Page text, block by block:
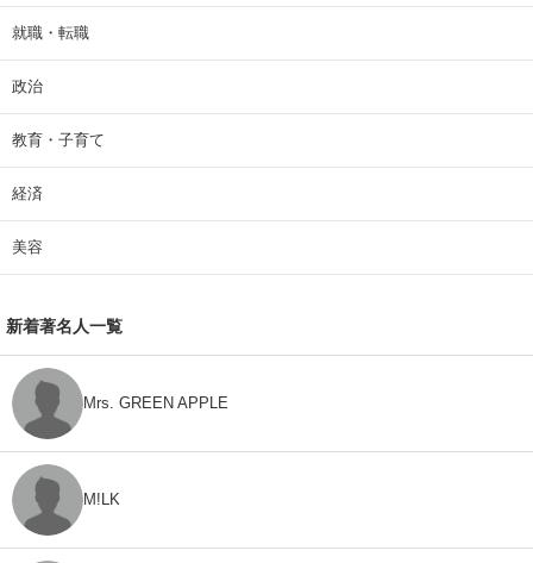
就職・転職
政治
教育・子育て
経済
美容
新着著名人一覧
Mrs. GREEN APPLE
M!LK